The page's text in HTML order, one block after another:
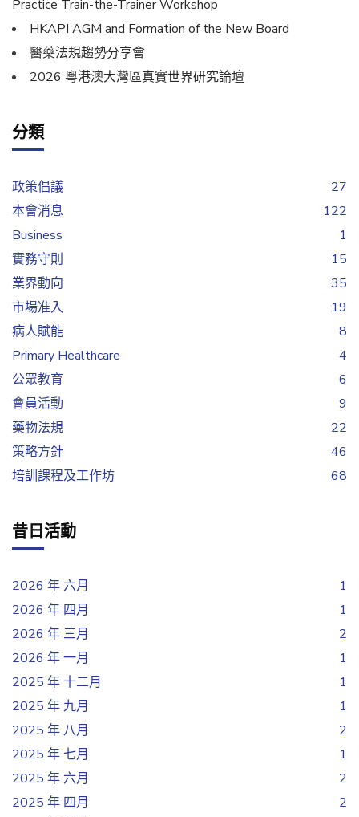
Practice Train-the-Trainer Workshop
HKAPI AGM and Formation of the New Board
醫藥法規趨勢分享會
2026 粵港澳大灣區真實世界研究論壇
分類
政策倡議
27
本會消息
122
Business
1
實務守則
15
業界動向
35
市場准入
19
病人賦能
8
Primary Healthcare
4
公眾教育
6
會員活動
9
藥物法規
22
策略方針
46
培訓課程及工作坊
68
昔日活動
2026 年 六月
1
2026 年 四月
1
2026 年 三月
2
2026 年 一月
1
2025 年 十二月
1
2025 年 九月
1
2025 年 八月
2
2025 年 七月
1
2025 年 六月
2
2025 年 四月
2